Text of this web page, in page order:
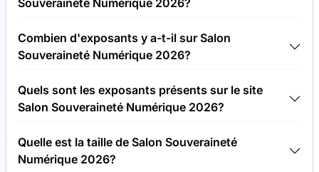
Souveraineté Numérique 2026?
Environ 5 000 personnes participent au site Salon
Souveraineté Numérique 2026.
Combien d'exposants y a-t-il sur Salon
Souveraineté Numérique 2026?
Environ 100 exposants sont présents sur le site
Salon Souveraineté Numérique 2026.
Quels sont les exposants présents sur le site
Salon Souveraineté Numérique 2026?
Thales, Atos et Capgemini font partie des
entreprises qui exposent sur le site Salon
Souveraineté Numérique 2026.
Quelle est la taille de Salon Souveraineté
Numérique 2026?